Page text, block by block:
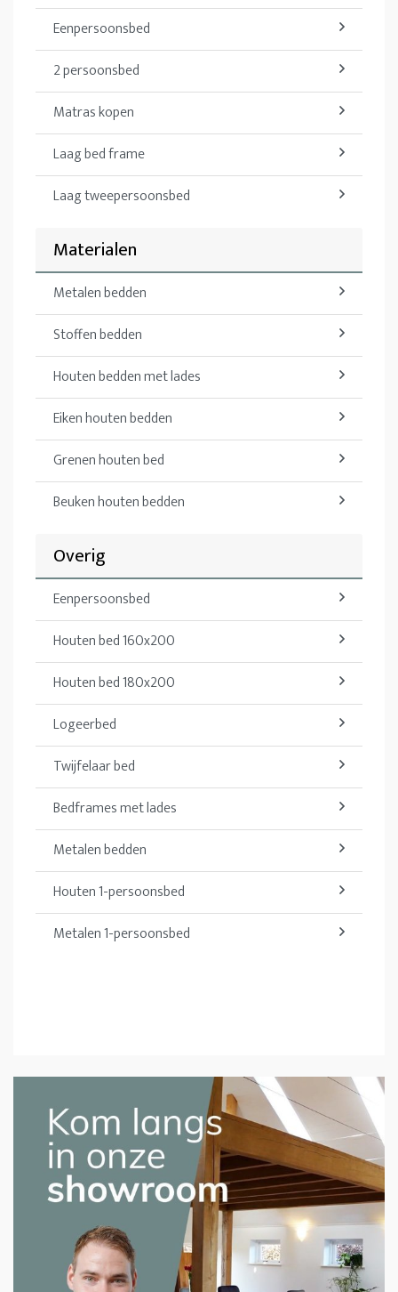
Eenpersoonsbed
2 persoonsbed
Matras kopen
Laag bed frame
Laag tweepersoonsbed
Materialen
Metalen bedden
Stoffen bedden
Houten bedden met lades
Eiken houten bedden
Grenen houten bed
Beuken houten bedden
Overig
Eenpersoonsbed
Houten bed 160x200
Houten bed 180x200
Logeerbed
Twijfelaar bed
Bedframes met lades
Metalen bedden
Houten 1-persoonsbed
Metalen 1-persoonsbed